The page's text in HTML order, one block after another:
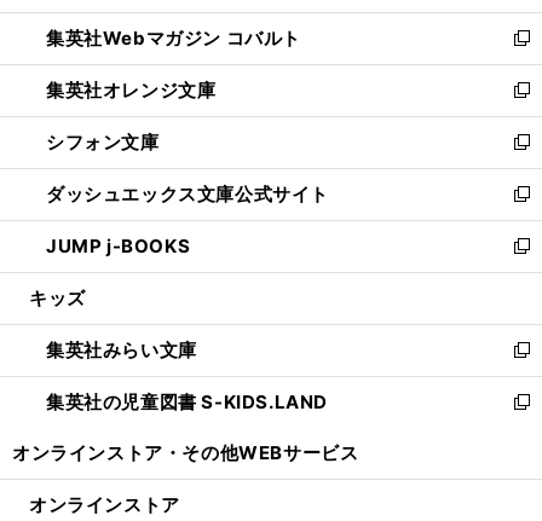
開
く
ウ
で
開
く
ン
ド
ウ
で
開
く
ウ
ィ
ン
ド
ウ
で
開
く
集英社Webマガジン コバルト
新
し
い
ウ
ィ
ン
ド
ウ
で
開
集英社オレンジ文庫
新
し
い
ウ
ィ
ン
ド
ウ
開
く
シフォン文庫
新
し
い
ウ
ィ
ン
ウ
で
開
く
ダッシュエックス文庫公式サイト
新
し
い
ウ
ン
ド
ウ
で
JUMP j-BOOKS
新
し
ウ
ィ
ン
ド
開
キッズ
集英社みらい文庫
新
し
い
ン
集英社の児童図書 S-KIDS.LAND
新
ウ
オンラインストア・ その他WEBサービス
オンラインストア